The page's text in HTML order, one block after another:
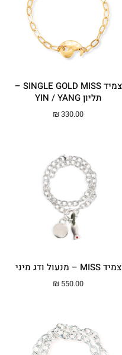
צמיד SINGLE GOLD MISS –
תליון YIN / YANG
₪330.00
צמיד MISS – מנעול ודג מיני
₪ 550.00